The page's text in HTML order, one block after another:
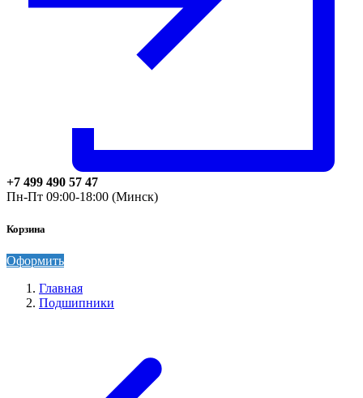
+7 499 490 57 47
Пн-Пт 09:00-18:00 (Минск)
Корзина
Оформить
Главная
Подшипники